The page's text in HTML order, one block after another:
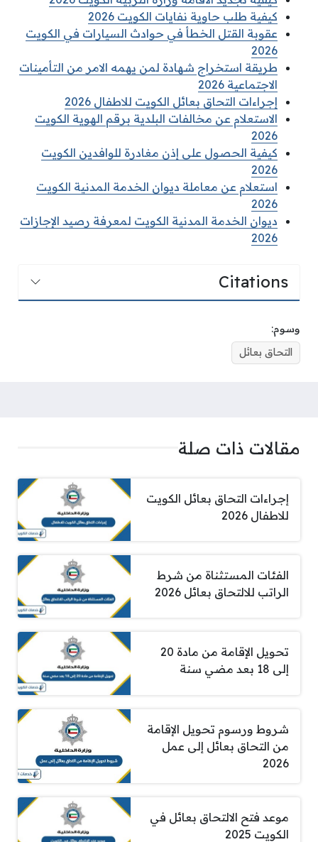
كيفية طلب حاوية نفايات الكويت 2026
عقوبة القتل الخطأ في حوادث السيارات في الكويت
2026
طريقة استخراج شهادة لمن يهمه الامر من التأمينات
الاجتماعية 2026
إجراءات التحاق بعائل الكويت للاطفال 2026
الاستعلام عن مخالفات البلدية برقم الهوية الكويت
2026
كيفية الحصول على إذن مغادرة للوافدين الكويت
2026
استعلام عن معاملة ديوان الخدمة المدنية الكويت
2026
ديوان الخدمة المدنية الكويت لمعرفة رصيد الإجازات
2026
Citations
وسوم:
التحاق بعائل
مقالات ذات صلة
إجراءات التحاق بعائل الكويت
للاطفال 2026
الفئات المستثناة من شرط
الراتب للالتحاق بعائل 2026
تحويل الإقامة من مادة 20
إلى 18 بعد مضي سنة
شروط ورسوم تحويل الإقامة
من التحاق بعائل إلى عمل
2026
موعد فتح الالتحاق بعائل في
الكويت 2025